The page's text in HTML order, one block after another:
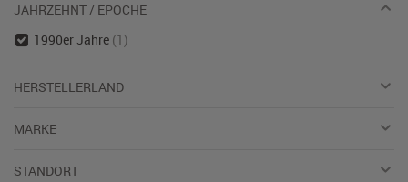
JAHRZEHNT / EPOCHE
1990er Jahre (1)
HERSTELLERLAND
MARKE
STANDORT